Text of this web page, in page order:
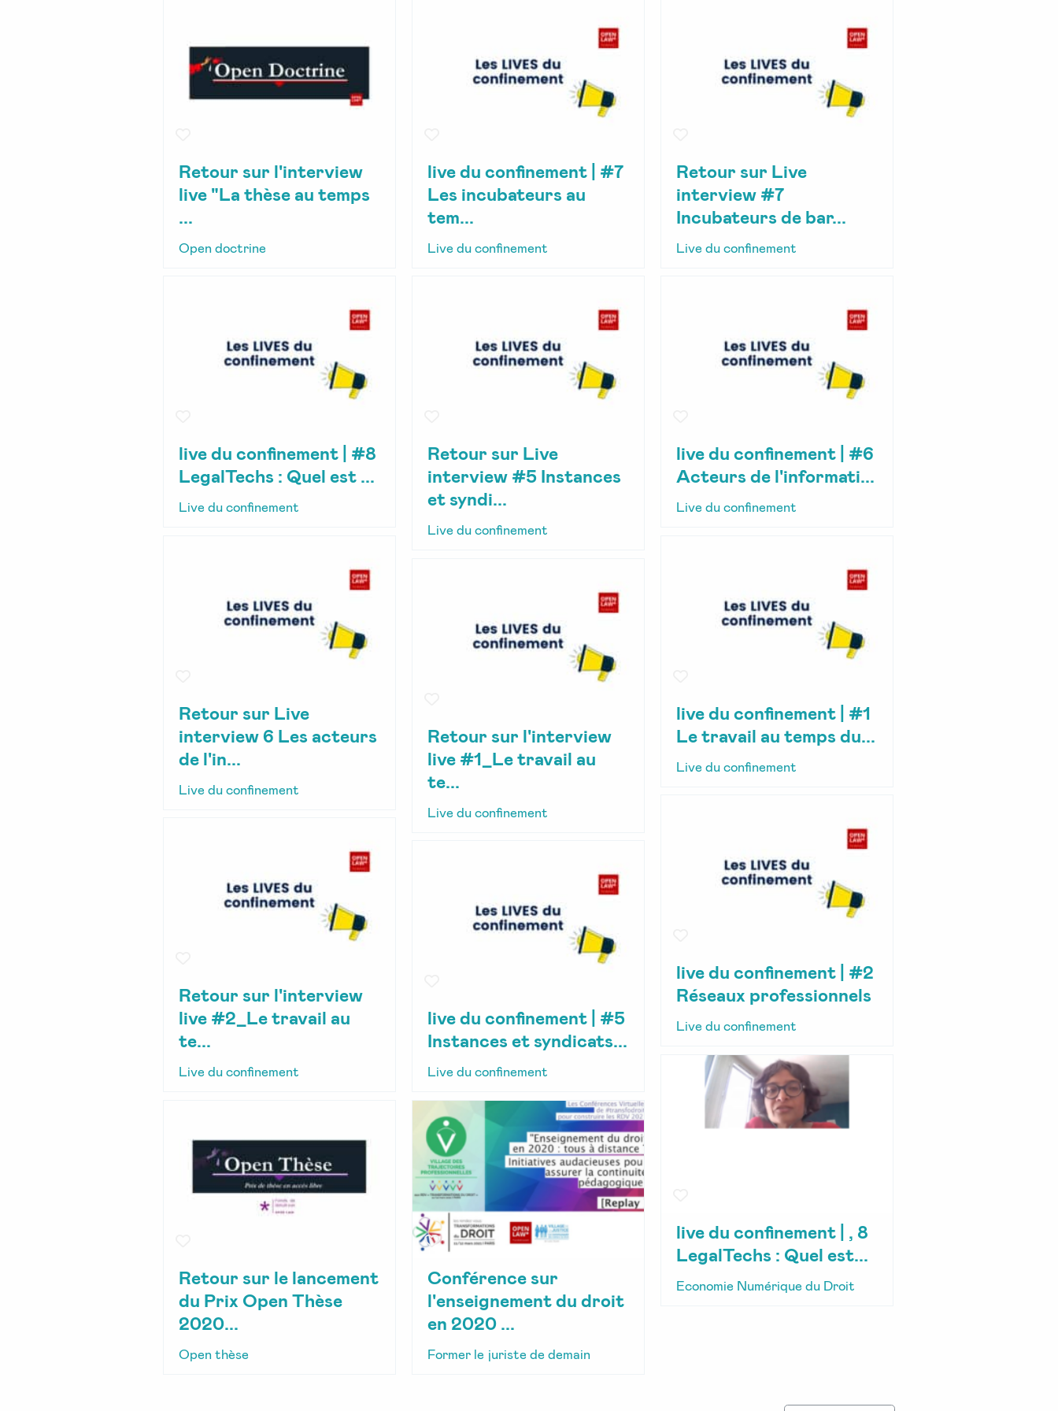
Retour sur l'interview
live "La thèse au temps
...
Open doctrine
live du confinement | #7
Les incubateurs au
tem...
Live du confinement
Retour sur Live
interview #7
Incubateurs de bar...
Live du confinement
live du confinement | #8
LegalTechs : Quel est ...
Live du confinement
Retour sur Live
interview #5 Instances
et syndi...
Live du confinement
live du confinement | #6
Acteurs de l'informati...
Live du confinement
Retour sur Live
interview 6 Les acteurs
de l'in...
Live du confinement
live du confinement | #1
Le travail au temps du...
Live du confinement
Retour sur l'interview
live #1_Le travail au
te...
Live du confinement
live du confinement | #2
Réseaux professionnels
Live du confinement
Retour sur l'interview
live #2_Le travail au
te...
Live du confinement
live du confinement | #5
Instances et syndicats...
Live du confinement
live du confinement | , 8
LegalTechs : Quel est...
Economie Numérique du Droit
Retour sur le lancement
du Prix Open Thèse
2020...
Open thèse
Conférence sur
l'enseignement du droit
en 2020 ...
Former le juriste de demain